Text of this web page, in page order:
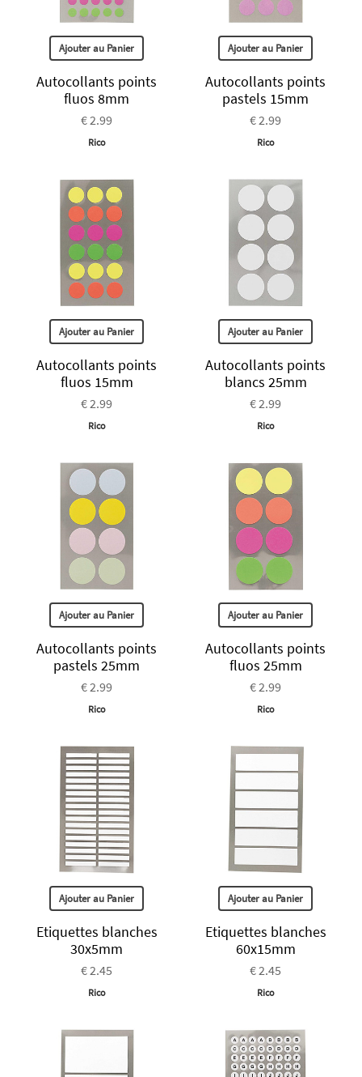
Ajouter au Panier
Autocollants points
fluos 8mm
€ 2.99
Rico
Ajouter au Panier
Autocollants points
pastels 15mm
€ 2.99
Rico
Ajouter au Panier
Autocollants points
fluos 15mm
€ 2.99
Rico
Ajouter au Panier
Autocollants points
blancs 25mm
€ 2.99
Rico
Ajouter au Panier
Autocollants points
pastels 25mm
€ 2.99
Rico
Ajouter au Panier
Autocollants points
fluos 25mm
€ 2.99
Rico
Ajouter au Panier
Etiquettes blanches
30x5mm
€ 2.45
Rico
Ajouter au Panier
Etiquettes blanches
60x15mm
€ 2.45
Rico